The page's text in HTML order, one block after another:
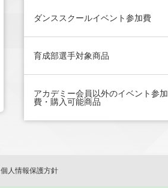
ダンススクールイベント参加費
育成部選手対象商品
アカデミー会員以外のイベント参加
費・購入可能商品
個人情報保護方針